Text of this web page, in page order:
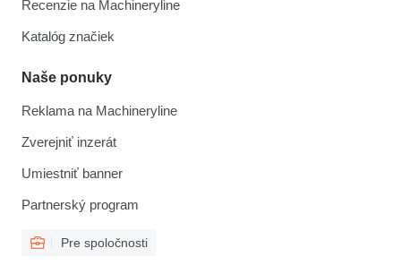
Recenzie na Machineryline
Katalóg značiek
Naše ponuky
Reklama na Machineryline
Zverejniť inzerát
Umiestniť banner
Partnerský program
Pre spoločnosti